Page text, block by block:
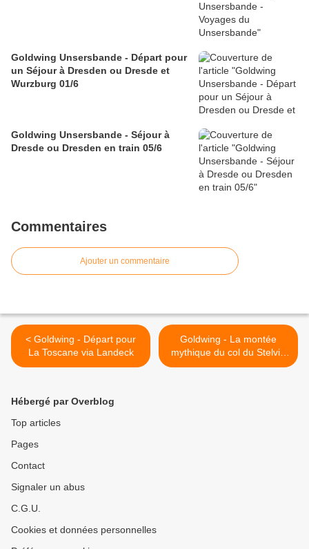
Goldwing Unsersbande - Départ pour
un Séjour à Dresden ou Dresde et
Wurzburg 01/6
Goldwing Unsersbande - Séjour à
Dresde ou Dresden en train 05/6
Commentaires
Ajouter un commentaire
< Goldwing - Départ pour
La Toscane via Landeck
Goldwing - La montée
mythique du col du Stelvio
côté Italien >
Hébergé par Overblog
Top articles
Pages
Contact
Signaler un abus
C.G.U.
Cookies et données personnelles